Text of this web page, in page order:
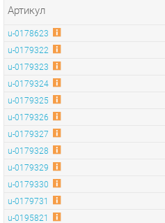
u-0179322
u-0179325
u-0179326
u-0179327
u-0179328
u-0179329
u-0179330
u-0179731
u-0195821
u-0195825
u-0195826
u-0195827